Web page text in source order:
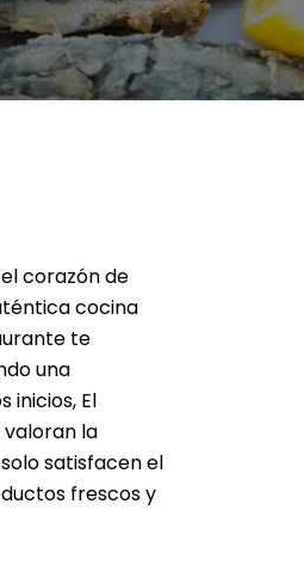
corazón de
cocina
te
una
inicios, El
valoran la
satisfacen el
frescos y